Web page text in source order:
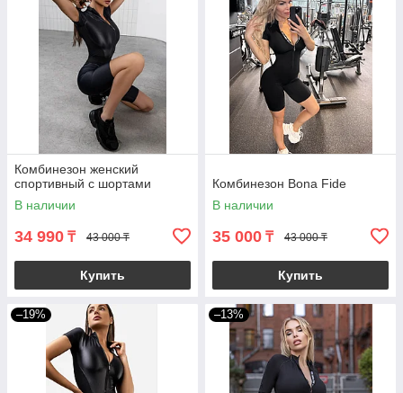
Комбинезон женский
спортивный с шортами
В наличии
34 990 ₸ 43 000 ₸
Купить
Комбинезон Bona Fide
В наличии
35 000 ₸ 43 000 ₸
Купить
–19% –13%